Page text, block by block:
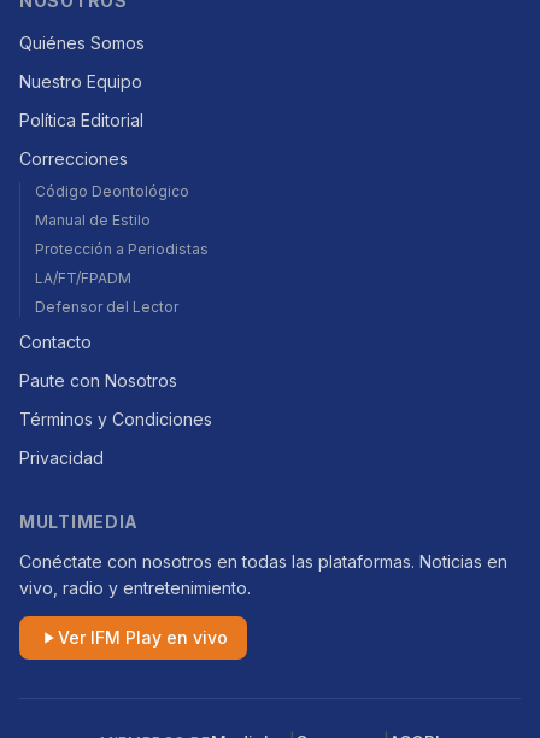
Quiénes Somos
Nuestro Equipo
Política Editorial
Correcciones
Código Deontológico
Manual de Estilo
Protección a Periodistas
LA/FT/FPADM
Defensor del Lector
Contacto
Paute con Nosotros
Términos y Condiciones
Privacidad
MULTIMEDIA
Conéctate con nosotros en todas las plataformas. Noticias en
vivo, radio y entretenimiento.
Ver IFM Play en vivo